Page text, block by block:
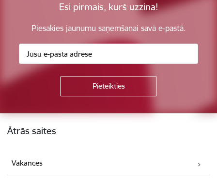
Esi pirmais, kurš uzzina!
Piesakies jaunumu saņemšanai savā e-pastā.
Kājene
Ātrās saites
Vakances